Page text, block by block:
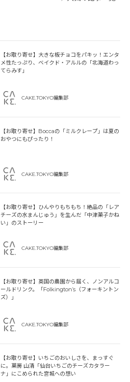
【お取り寄せ】大きな板チョコをパキッ！エンタ
メ性たっぷり、ベイクド・アルルの「北海道わっ
てらみす」
CAKE.TOKYO編集部
【お取り寄せ】Boccaの「ミルクレープ」は夏の
おやつにもぴったり！
CAKE.TOKYO編集部
【お取り寄せ】ひんやりもちもち！絶品の「レア
チーズの水まんじゅう」を生んだ「中津菓子かね
い」のストーリー
CAKE.TOKYO編集部
【お取り寄せ】英国の農園から届く、ノンアルコ
ールドリンク。「Folkington’s（フォーキントン
ズ）」
CAKE.TOKYO編集部
【お取り寄せ】いちごのおいしさを、まっすぐ
に。菓房 山清「仙台いちごのチーズカタラー
ナ」にこめられた宮城への想い